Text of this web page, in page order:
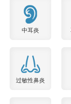
中耳炎
过敏性鼻炎